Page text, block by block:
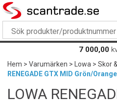
7 000,00
Hem>Varumärken> Lowa>Skor
RENEGADE GTX MID Grön/Orange
LOWA